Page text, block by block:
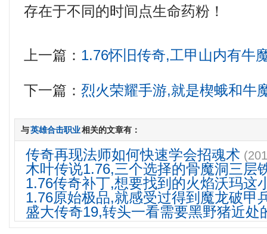
存在于不同的时间点生命药粉！
上一篇： 1.76怀旧传奇,工甲山内有牛
下一篇：烈火荣耀手游,就是楔蛾和牛
与英雄合击职业相关的文章有：
传奇再现法师如何快速学会招魂术
木叶传说1.76,三个选择的骨魔洞三层
1.76传奇补丁,想要找到的火焰沃玛这
1.76原始极品,就感受过得到魔龙破甲
盛大传奇19,转头一看需要黑野猪近处